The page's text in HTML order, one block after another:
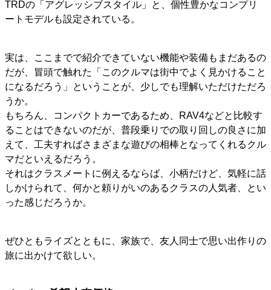
TRDの「アグレッシブスタイル」と、個性豊かなコンプリ
ートモデルも設定されている。
実は、ここまでで紹介できていない機能や装備もまだあるの
だが、冒頭で触れた「このクルマは街中でよく見かけること
になるだろう」ということが、少しでも理解いただけただろ
うか。
もちろん、コンパクトカーであるため、RAV4などと比較す
ることはできないのだが、普段乗りでの取り回しの良さに加
えて、工夫すればさまざまな遊びの相棒となってくれるクル
マだといえるだろう。
それはクラスメートに例えるならば、小柄だけど、気軽に話
しかけられて、何かと頼りがいのあるクラスの人気者、とい
った感じだろうか。
ぜひともライズとともに、家族で、友人同士で思い出作りの
旅に出かけて欲しい。